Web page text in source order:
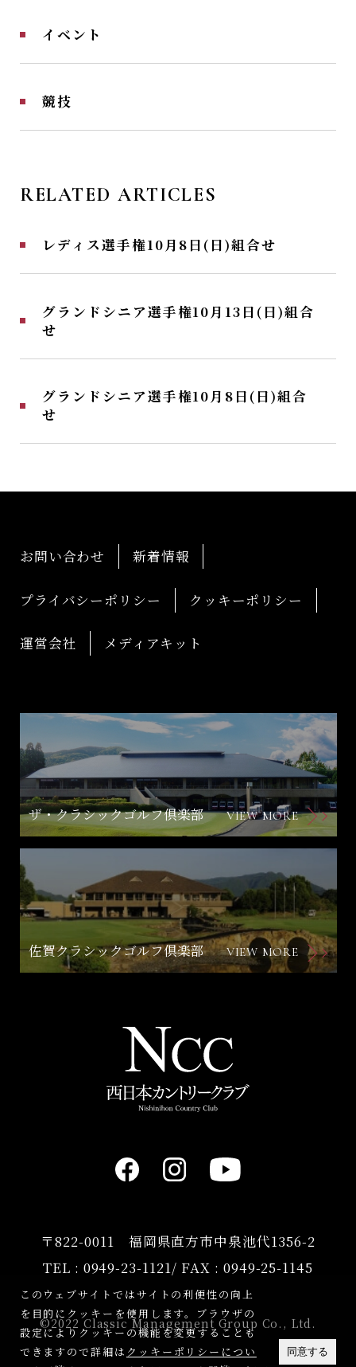
イベント
競技
RELATED ARTICLES
レディス選手権10月8日(日)組合せ
グランドシニア選手権10月13日(日)組合
せ
グランドシニア選手権10月8日(日)組合
せ
〒822-0011 福岡県直方市中泉池代1356-2
TEL : 0949-23-1121/ FAX : 0949-25-1145
お問い合わせ 新着情報
プライバシーポリシー クッキーポリシー
運営会社 メディアキット
ザ・クラシックゴルフ倶楽部 VIEW MORE
佐賀クラシックゴルフ倶楽部 VIEW MORE
©2022 Classic Management Group Co., Ltd.
このウェブサイトではサイトの利便性の向上
を目的にクッキーを使用します。ブラウザの
設定によりクッキーの機能を変更することも
できますので詳細は クッキーポリシーについ
同意する